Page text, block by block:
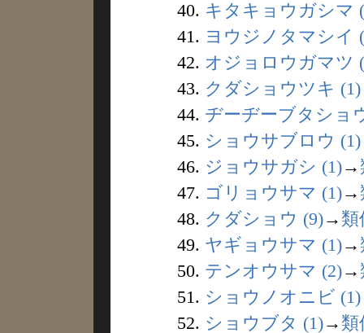
40. キタキョウガシマ
41. ヨウジノタマシイ
42. オジョロウガマツ
43. クダショウツキ (1)
44. ヂーヂーブタショ
45. ショウサブロウ (1)
46. ジョウサガシ (1)→
47. ゴリョウサマ (1)→
48. クダショウ (9)→ 類
49. ヤギョウサマ (1)→
50. テンオウサマ (2)→
51. ショウノオニビ (1)
52. ショウブタ (1)→ 類